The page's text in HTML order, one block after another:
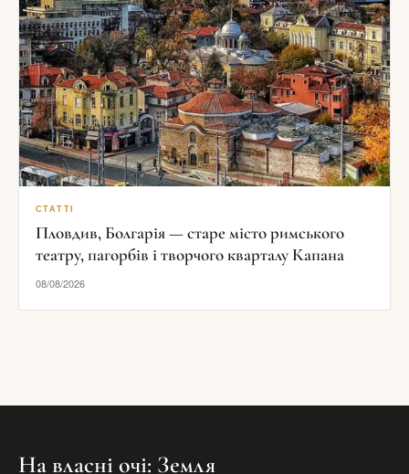
СТАТТІ
Пловдив, Болгарія — старе місто римського
театру, пагорбів і творчого кварталу Капана
08/08/2026
На власні очі: Земля